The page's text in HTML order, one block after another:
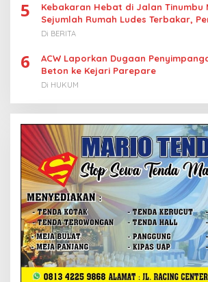
5
Kebakaran Hebat di Jalan Tinumbu
Sejumlah Rumah Ludes Terbakar,
Diselidiki
Di BERITA
6
ACW Laporkan Dugaan
Beton ke Kejari Parepare
Di HUKUM